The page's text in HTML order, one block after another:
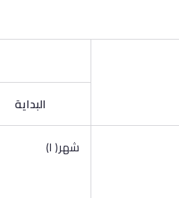
البداية
شهر( ا)